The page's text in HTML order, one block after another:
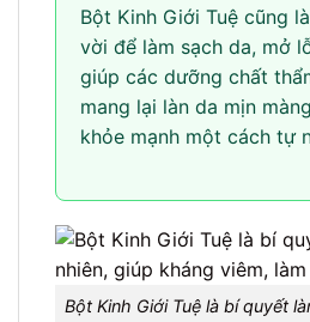
Bột Kinh Giới Tuệ cũng
vời để làm sạch da, mở
giúp các dưỡng chất
mang lại làn da mịn
khỏe mạnh một cách tự
Bột Kinh Giới Tuệ là bí quyết